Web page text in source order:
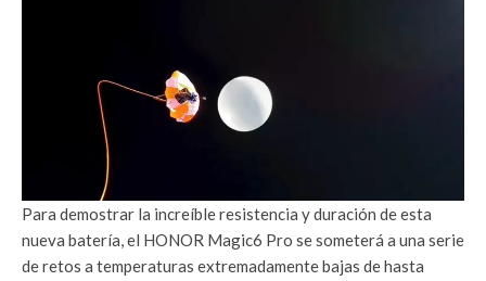
Para demostrar la increíble resistencia y duración de esta
nueva batería, el HONOR Magic6 Pro se someterá a una serie
de retos a temperaturas extremadamente bajas de hasta